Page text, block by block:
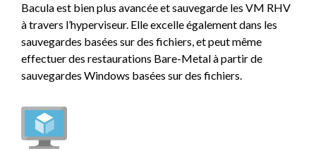
Bacula est bien plus avancée et sauvegarde les VM RHV
à travers l’hyperviseur. Elle excelle également dans les
sauvegardes basées sur des fichiers, et peut même
effectuer des restaurations Bare-Metal à partir de
sauvegardes Windows basées sur des fichiers.